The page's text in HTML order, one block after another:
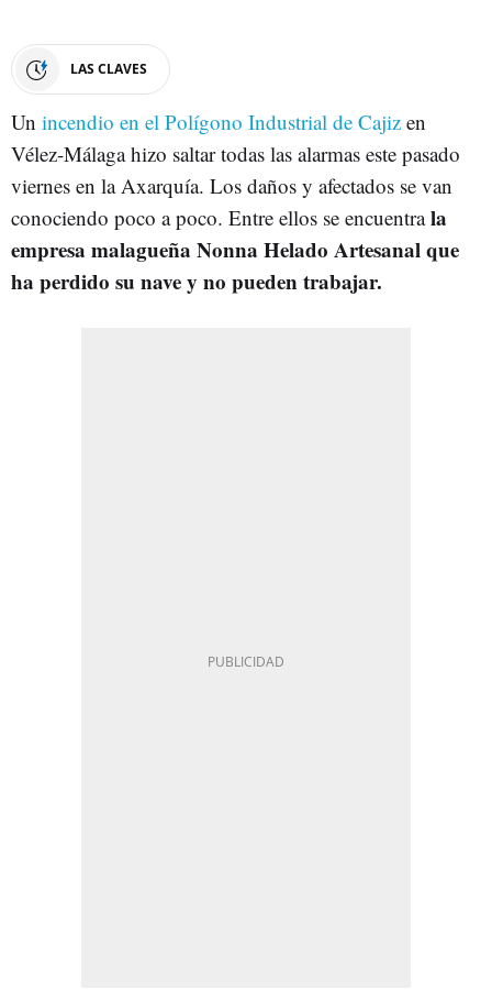
LAS CLAVES
Un incendio en el Polígono Industrial de Cajiz en
Vélez-Málaga hizo saltar todas las alarmas este pasado
viernes en la Axarquía. Los daños y afectados se van
conociendo poco a poco. Entre ellos se encuentrala
empresa malagueña Nonna Helado Artesanal que
ha perdido su nave y no pueden trabajar.